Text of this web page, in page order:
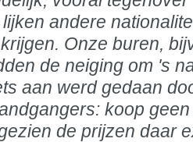
andere
Onze buren,
de neiging om 's
aan werd gedaan
koop
de prijzen daar